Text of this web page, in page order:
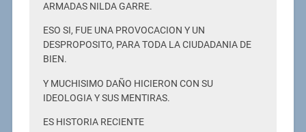
ARMADAS NILDA GARRE.
ESO SI, FUE UNA PROVOCACION Y UN
DESPROPOSITO, PARA TODA LA CIUDADANIA DE
BIEN.
Y MUCHISIMO DAÑO HICIERON CON SU
IDEOLOGIA Y SUS MENTIRAS.
ES HISTORIA RECIENTE